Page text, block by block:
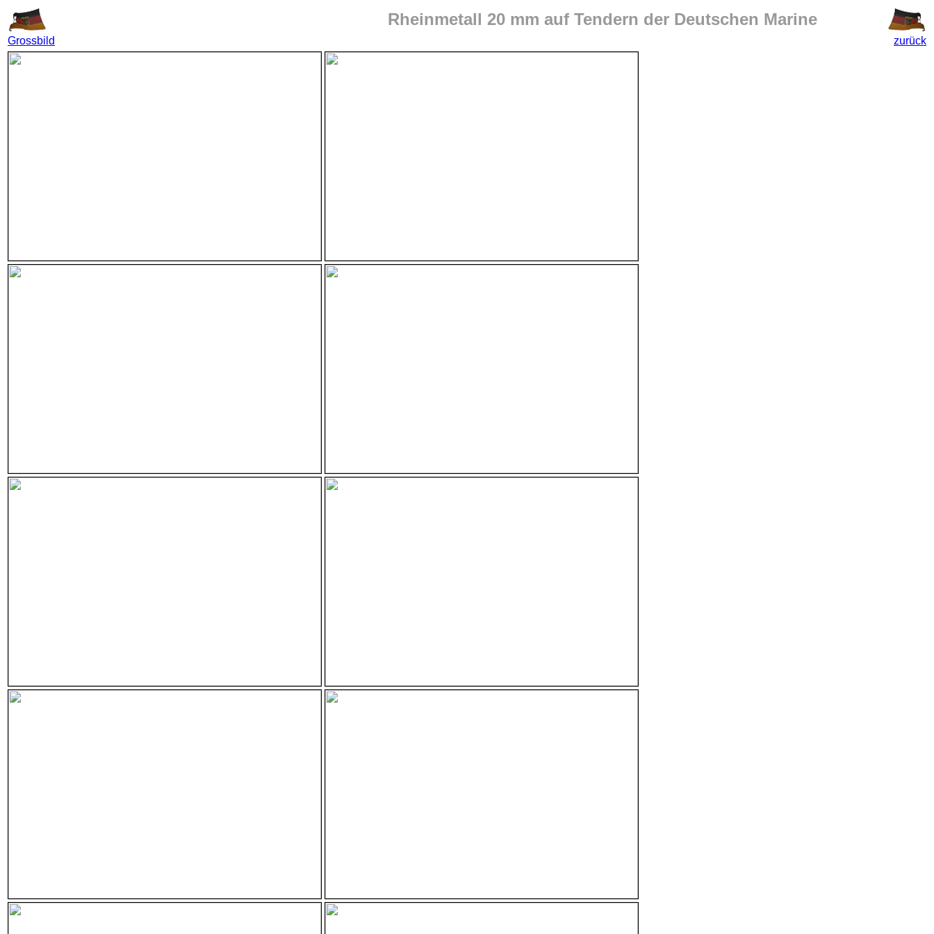
Rheinmetall 20 mm auf Tendern der Deutschen Marine
Grossbild zurück